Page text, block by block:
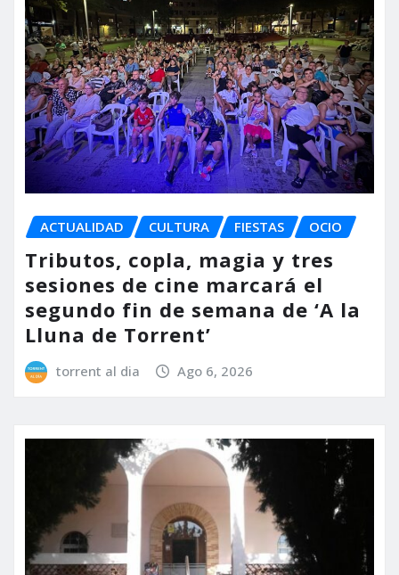
ACTUALIDAD CULTURA FIESTAS OCIO
Tributos, copla, magia y tres
sesiones de cine marcará el
segundo fin de semana de ‘A la
Lluna de Torrent’
torrent al dia Ago 6, 2026